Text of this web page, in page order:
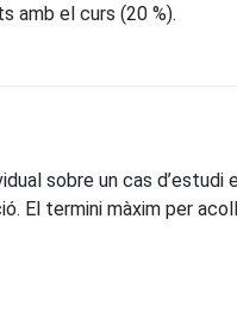
amb el curs (20 %).
sobre un cas
El termini màxim per